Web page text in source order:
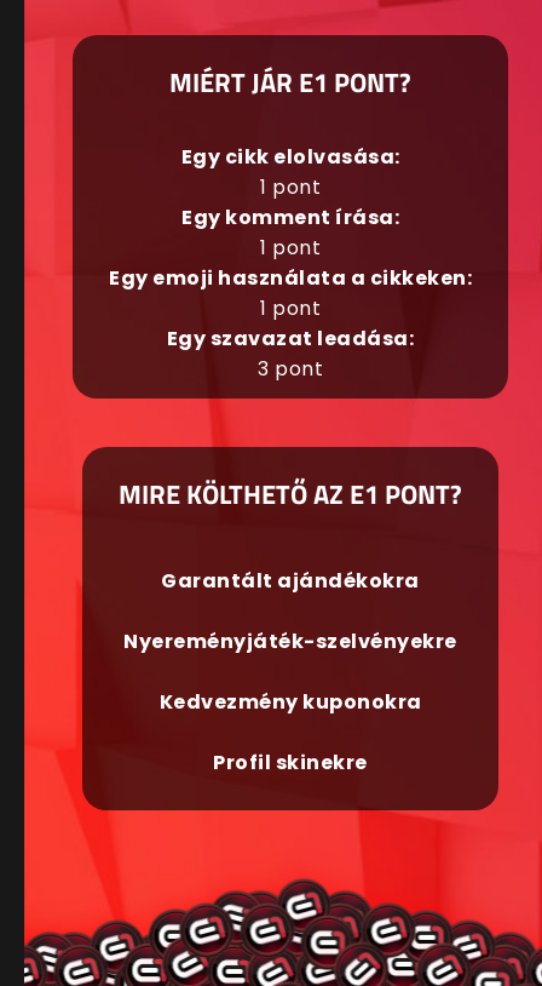
MIÉRT JÁR E1 PONT?
Egy cikk elolvasása:
1 pont
Egy komment írása:
1 pont
Egy emoji használata a cikkeken:
1 pont
Egy szavazat leadása:
3 pont
MIRE KÖLTHETŐ AZ E1 PONT?
Garantált ajándékokra
Nyereményjáték-szelvényekre
Kedvezmény kuponokra
Profil skinekre